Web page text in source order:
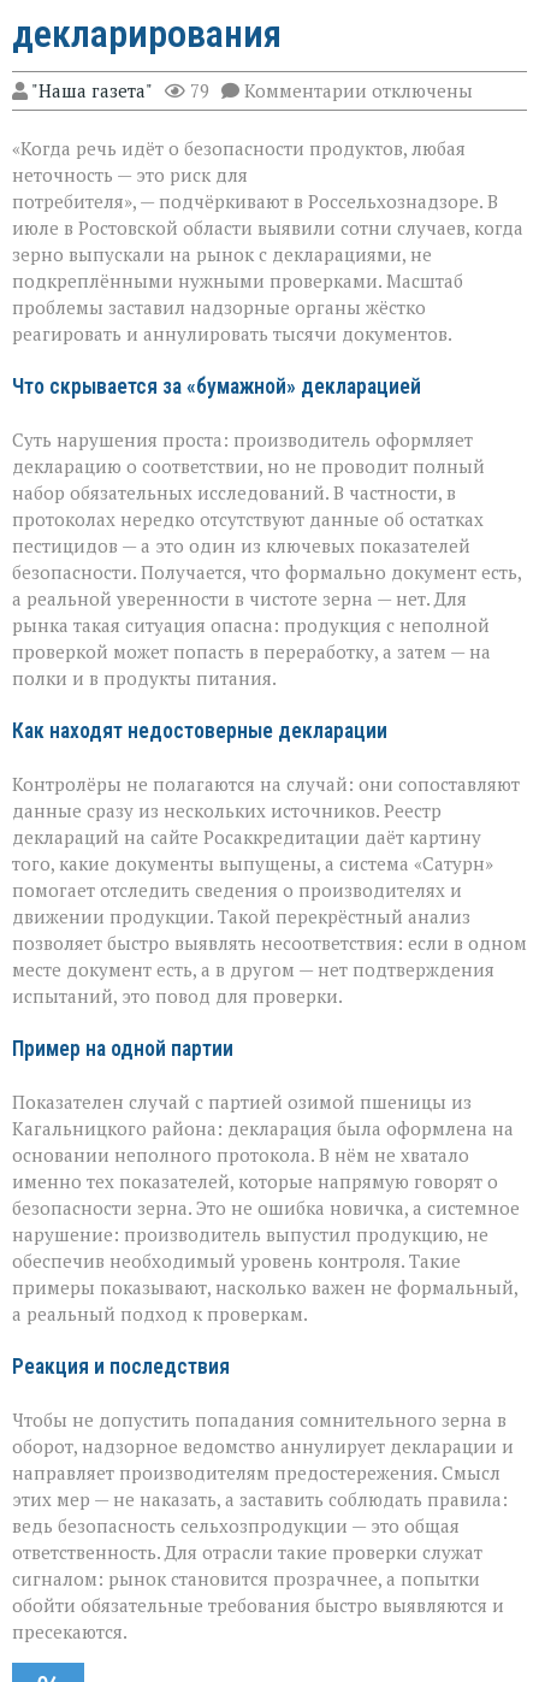
декларирования
"Наша газета" 79 Комментарии к
записи
под
Ростовской
области
вскрыли
массовые
нарушения
декларирования
отключены
«Когда речь идёт о безопасности продуктов, любая
неточность — это риск для
потребителя», — подчёркивают в Россельхознадзоре. В
июле в Ростовской области выявили сотни случаев, когда
зерно выпускали на рынок с декларациями, не
подкреплёнными нужными проверками. Масштаб
проблемы заставил надзорные органы жёстко
реагировать и аннулировать тысячи документов.
Что скрывается за «бумажной» декларацией
Суть нарушения проста: производитель оформляет
декларацию о соответствии, но не проводит полный
набор обязательных исследований. В частности, в
протоколах нередко отсутствуют данные об остатках
пестицидов — а это один из ключевых показателей
безопасности. Получается, что формально документ есть,
а реальной уверенности в чистоте зерна — нет. Для
рынка такая ситуация опасна: продукция с неполной
проверкой может попасть в переработку, а затем — на
полки и в продукты питания.
Как находят недостоверные декларации
Контролёры не полагаются на случай: они сопоставляют
данные сразу из нескольких источников. Реестр
деклараций на сайте Росаккредитации даёт картину
того, какие документы выпущены, а система «Сатурн»
помогает отследить сведения о производителях и
движении продукции. Такой перекрёстный анализ
позволяет быстро выявлять несоответствия: если в одном
месте документ есть, а в другом — нет подтверждения
испытаний, это повод для проверки.
Пример на одной партии
Показателен случай с партией озимой пшеницы из
Кагальницкого района: декларация была оформлена на
основании неполного протокола. В нём не хватало
именно тех показателей, которые напрямую говорят о
безопасности зерна. Это не ошибка новичка, а системное
нарушение: производитель выпустил продукцию, не
обеспечив необходимый уровень контроля. Такие
примеры показывают, насколько важен не формальный,
а реальный подход к проверкам.
Реакция и последствия
Чтобы не допустить попадания сомнительного зерна в
оборот, надзорное ведомство аннулирует декларации и
направляет производителям предостережения. Смысл
этих мер — не наказать, а заставить соблюдать правила:
ведь безопасность сельхозпродукции — это общая
ответственность. Для отрасли такие проверки служат
сигналом: рынок становится прозрачнее, а попытки
обойти обязательные требования быстро выявляются и
пресекаются.